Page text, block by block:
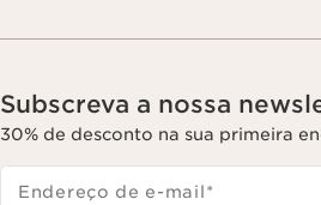
Subscreva a nossa
30% de desconto na sua primeira
Endereço de e-mail*